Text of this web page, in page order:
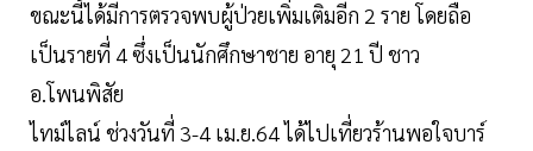
ขณะนี้ได้มีการตรวจพบผู้ป่วยเพิ่มเติมอีก 2 ราย โดยถือ
เป็นรายที่ 4 ซึ่งเป็นนักศึกษาชาย อายุ 21 ปี ชาว
อ.โพนพิสัย
ไทม์ไลน์ ช่วงวันที่ 3-4 เม.ย.64 ได้ไปเที่ยวร้านพอใจบาร์